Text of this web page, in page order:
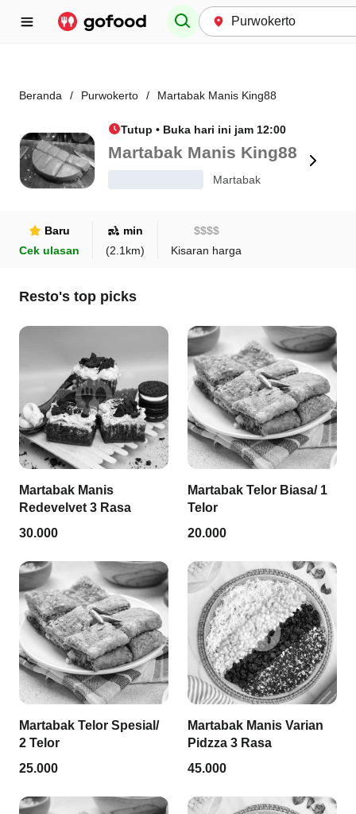
Beranda / Purwokerto / Martabak Manis King88
Tutup • Buka hari ini jam 12:00
Martabak Manis King88
Martabak
Baru
Cek ulasan
min
(2.1 km)
$$$$
Kisaran harga
Resto's top picks
Martabak Manis
Redevelvet 3 Rasa
30.000
Martabak Telor Biasa/ 1
Telor
20.000
Martabak Telor Spesial/
2 Telor
25.000
Martabak Manis Varian
Pidzza 3 Rasa
45.000